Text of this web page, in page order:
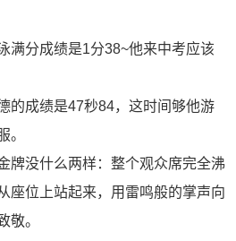
满分成绩是1分38~他来中考应该
的成绩是47秒84，这时间够他游
。
牌没什么两样：整个观众席完全沸
座位上站起来，用雷鸣般的掌声向
敬。